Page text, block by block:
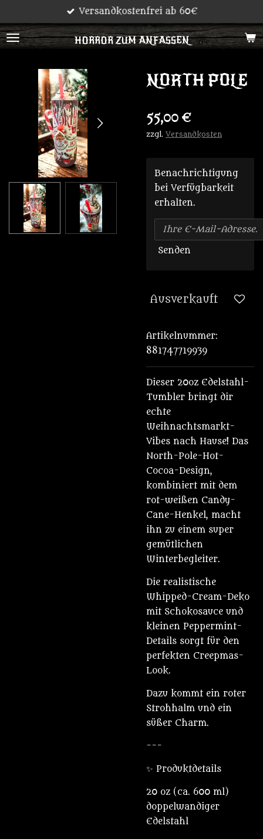
Hauptinhalt
springen
HORROR ZUM ANFASSEN
Versandkostenfrei ab 60€
NORTH POLE
55,00 €
zzgl. Versandkosten
Benachrichtigung
bei Verfügbarkeit
erhalten.
Senden
Ausverkauft
Artikelnummer:
881747719939
Dieser 20oz Edelstahl-
Tumbler bringt dir
echte
Weihnachtsmarkt-
Vibes nach Hause! Das
North-Pole-Hot-
Cocoa-Design,
kombiniert mit dem
rot-weißen Candy-
Cane-Henkel, macht
ihn zu einem super
gemütlichen
Winterbegleiter.
Die realistische
Whipped-Cream-Deko
mit Schokosauce und
kleinen Peppermint-
Details sorgt für den
perfekten Creepmas-
Look.
Dazu kommt ein roter
Strohhalm und ein
süßer Charm.
---
✨ Produktdetails
20 oz (ca. 600 ml)
doppelwandiger
Edelstahl